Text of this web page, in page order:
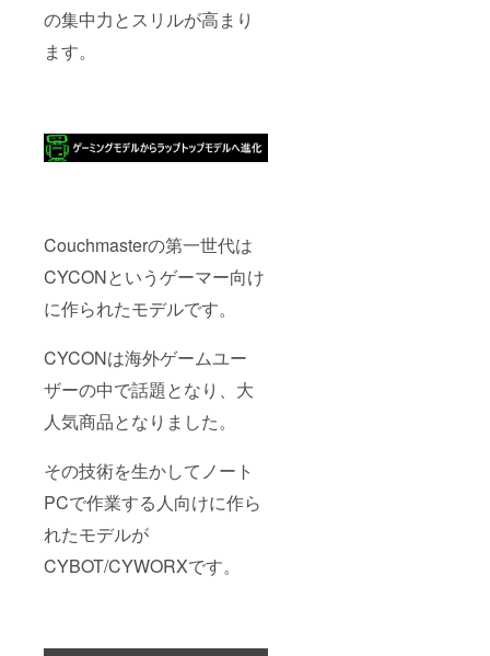
の集中力とスリルが高まり
ます。
Couchmasterの第一世代は
CYCONというゲーマー向け
に作られたモデルです。
CYCONは海外ゲームユー
ザーの中で話題となり、大
人気商品となりました。
その技術を生かしてノート
PCで作業する人向けに作ら
れたモデルが
CYBOT/CYWORXです。